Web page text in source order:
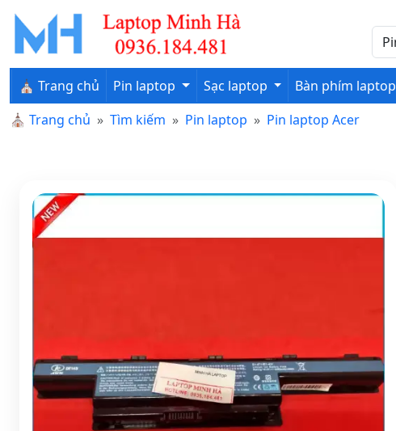
⛪ Trang chủ Pin laptop Sạc laptop Bàn phím laptop
⛪ Trang chủ Tìm kiếm Pin laptop Pin laptop Acer